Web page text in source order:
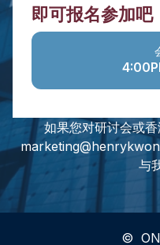
即可报名参加吧
如果您对研讨会或
与
©